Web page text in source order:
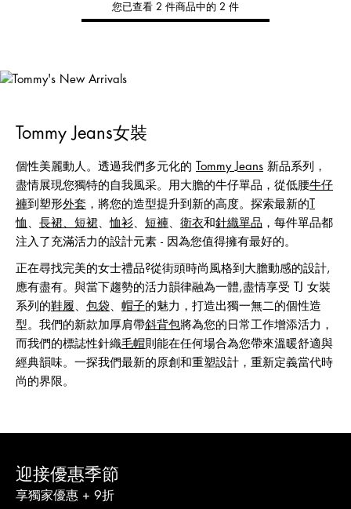
您已查看 2 件商品中的 2 件
Tommy Jeans女裝
個性美麗動人。透過我們多元化的 Tommy Jeans 新品系列，
盡情展現您獨特的自我風采。用大膽的牛仔單品，從低腰牛仔
褲到塑形外套 ，將您的造型提升到新的高度。探索最新的
恤 、 長裙、短裙、恤衫、 短褲、 衛衣和針織單品 ，每件單品都
注入了充滿活力的設計元素 - 因為您值得擁有最好的。
正在尋找完美的女士禮品?從街頭時尚風格到大膽動感的設計,
應有盡有。與當下趨勢的活力韻律融為一體,盡情享受 TJ 女裝
系列的鞋履 、 包袋 、 帽子的魅力，打造出獨一無二的個性造
型。我們的新款加厚肩帶斜背包將為您的日常工作增添活力，
而我們的標誌性針織毛帽則能在任何場合為您帶來溫暖舒適與
經典韻味。一探我們最新的原創和重塑設計，重新定義當代時
尚的界限。
迎接優惠季節
享獨家優惠 + 9折